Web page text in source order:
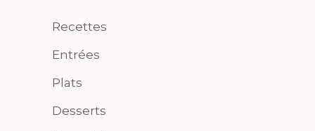
Recettes
Entrées
Plats
Desserts